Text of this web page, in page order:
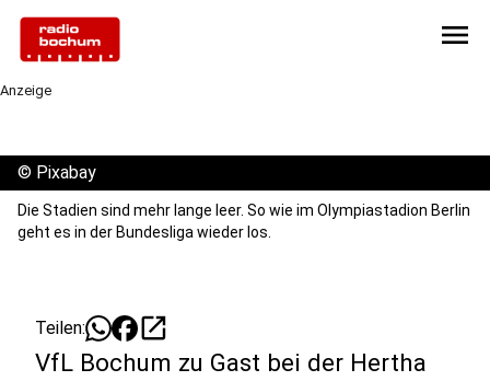
menu
Anzeige
© Pixabay
Die Stadien sind mehr lange leer. So wie im Olympiastadion Berlin
geht es in der Bundesliga wieder los.
Teilen: open_in_new
VfL Bochum zu Gast bei der Hertha